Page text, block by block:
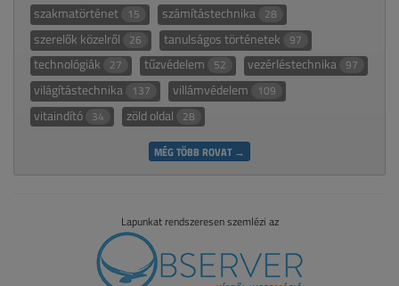
szakmatörténet 15 számítástechnika 28
szerelők közelről 26 tanulságos történetek 97
technológiák 27 tűzvédelem 52 vezérléstechnika 97
világítástechnika 137 villámvédelem 109
vitaindító 34 zöld oldal 28
MÉG TÖBB ROVAT →
Lapunkat rendszeresen szemlézi az